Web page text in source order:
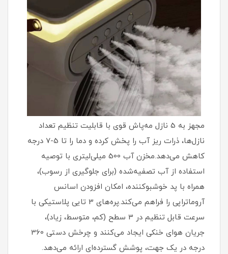
مجهز به 5 نازل مه‌پاش قوی با قابلیت تنظیم تعداد
نازل‌ها، ذرات ریز آب را پخش کرده و دما را تا 5-7 درجه
کاهش می‌دهد.مخزن آب 500 میلی‌لیتری با توصیه
استفاده از آب تصفیه‌شده (برای جلوگیری از رسوب)،
همراه با پد خوشبوکننده، امکان افزودن اسانس
آروماتراپی را فراهم می‌کند.پره‌های 3 تایی پلاستیکی با
سرعت قابل تنظیم در 3 سطح (کم، متوسط، زیاد)،
جریان هوای خنکی ایجاد می‌کنند و چرخش دستی 360
درجه در یک جهت، پوشش گسترده‌ای ارائه می‌دهد.